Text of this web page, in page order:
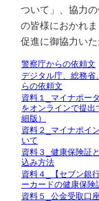
ついて」、協力
の皆様におかれ
促進に御協力いた
警察庁からの依頼文
デジタル庁、総務省
らの依頼文
資料１_マイナポー
をオンラインで提出
細版）
資料２_マイナポイ
いて
資料３_健康保険証
込み方法
資料４_【セブン銀
ーカードの健康保険
資料５_公金受取口